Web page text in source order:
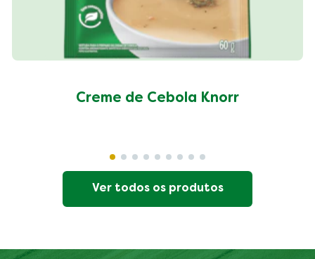
Creme de Cebola Knorr
Ver todos os produtos